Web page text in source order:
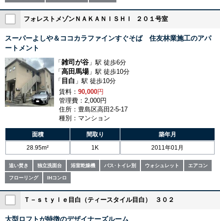
フォレストメゾンＮＡＫＡＮＩＳＨＩ ２０１号室
スーパーよしや＆ココカラファインすぐそば 住友林業施工のアパ
ートメント
「 雑司が谷 」駅 徒歩6分
「 高田馬場」駅 徒歩10分
「 目白 」駅 徒歩10分
賃料： 90,000円
管理費：2,000円
住所：豊島区高田2-5-17
種別：マンション
面積 間取り
築年月
28.95m²
1K 2011年01月
追い焚き 独立洗面台 浴室乾燥機 バス･トイレ別 ウォシュレット エアコン
フローリング IHコンロ
Ｔ－ｓｔｙｌｅ目白（ティースタイル目白） ３０２
大型ロフトが特徴のデザイナーズルーム